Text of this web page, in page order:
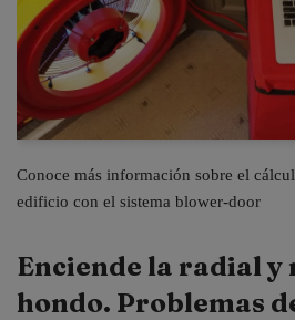
Conoce más información sobre el
edificio con el sistema blower-door
Enciende la radial y
hondo. Problemas